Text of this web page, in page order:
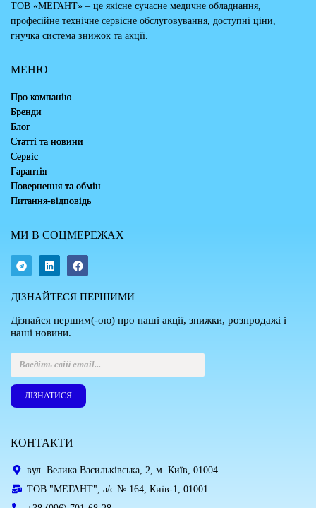
ТОВ «МЕГАНТ» – це якісне сучасне медичне обладнання,
професійне технічне сервісне обслуговування, доступні ціни,
гнучка система знижок та акції.
МЕНЮ
Про компанію
Бренди
Блог
Статті та новини
Сервіс
Гарантія
Повернення та обмін
Питання-відповідь
МИ В СОЦМЕРЕЖАХ
ДІЗНАЙТЕСЯ ПЕРШИМИ
Дізнайся першим(-ою) про наші акції, знижки, розпродажі і
наші новини.
ДІЗНАТИСЯ
КОНТАКТИ
вул. Велика Васильківська, 2, м. Київ, 01004
ТОВ "МЕГАНТ", а/с № 164, Київ-1, 01001